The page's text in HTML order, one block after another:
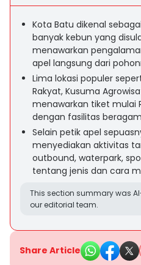
Kota Batu dikenal
banyak kebun yang
menawarkan
apel langsung dari
Lima lokasi populer
Rakyat, Kusuma
menawarkan tiket mulai
dengan fasilitas
Selain petik apel
menyediakan aktivitas
outbound, waterpark,
tentang jenis dan cara
This section summary was
our editorial team.
Share Article